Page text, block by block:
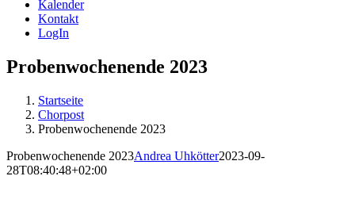
Kalender
Kontakt
LogIn
Probenwochenende 2023
Startseite
Chorpost
Probenwochenende 2023
Probenwochenende 2023Andrea Uhkötter2023-09-
28T08:40:48+02:00